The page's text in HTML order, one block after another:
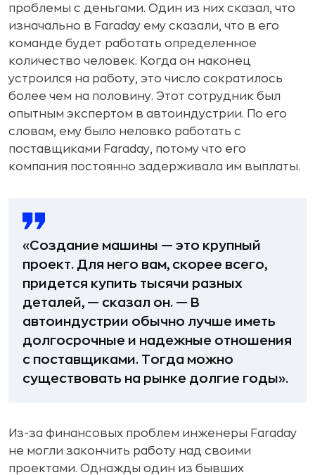
проблемы с деньгами. Один из них сказал, что
изначально в Faraday ему сказали, что в его
команде будет работать определенное
количество человек. Когда он наконец
устроился на работу, это число сократилось
более чем на половину. Этот сотрудник был
опытным экспертом в автоиндустрии. По его
словам, ему было неловко работать с
поставщиками Faraday, потому что его
компания постоянно задерживала им выплаты.
«Создание машины — это крупный
проект. Для него вам, скорее всего,
придется купить тысячи разных
деталей, — сказал он. — В
автоиндустрии обычно лучше иметь
долгосрочные и надежные отношения
с поставщиками. Тогда можно
существовать на рынке долгие годы».
Из-за финансовых проблем инженеры Faraday
не могли закончить работу над своими
проектами. Однажды один из бывших